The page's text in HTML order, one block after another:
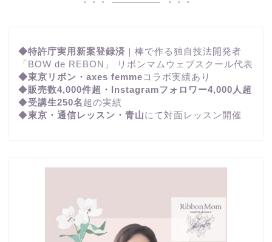
◆特許庁実用新案登録済 ｜棒で作る独自技法開発者
「BOW de REBON」 リボンマムウェブスクール代表
◆東京リボン・axes femmeコラボ実績あり
◆販売数4,000件超・Instagramフォロワー4,000人超
◆受講生250名 超の実績
◆東京・通信レッスン・青山にて対面レッスン開催